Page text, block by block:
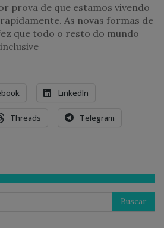
prova de que estamos vivendo
As novas formas de
que todo o resto do mundo
LinkedIn
Threads Telegram